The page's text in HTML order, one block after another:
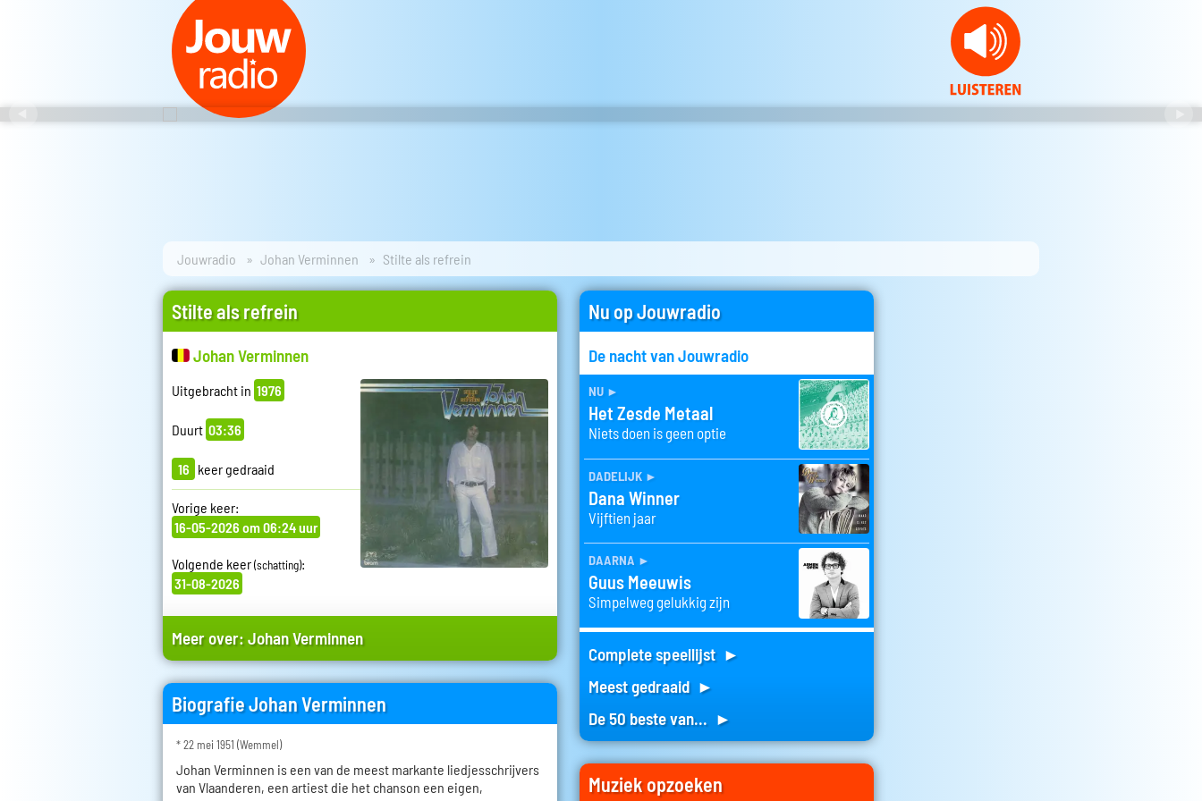
Jouwradio Johan Verminnen Stilte als refrein
Stilte als refrein
Johan Verminnen
Uitgebracht in 1976
Duurt 03:36
16 keer gedraaid
Vorige keer:
16-05-2026 om 06:24 uur
Volgende keer(schatting):
31-08-2026
Meer over:Johan Verminnen
Biografie Johan Verminnen
* 22 mei 1951 (Wemmel)
Johan Verminnen is een van de meest markante liedjesschrijvers
van Vlaanderen, een artiest die het chanson een eigen,
Nu op Jouwradio
De nacht van Jouwradio
nu ►
Het Zesde Metaal
Niets doen is geen optie
dadelijk ►
Dana Winner
Vijftien jaar
daarna ►
Guus Meeuwis
Simpelweg gelukkig zijn
Complete speellijst ►
Meest gedraaid ►
De 50 beste van... ►
Muziek opzoeken